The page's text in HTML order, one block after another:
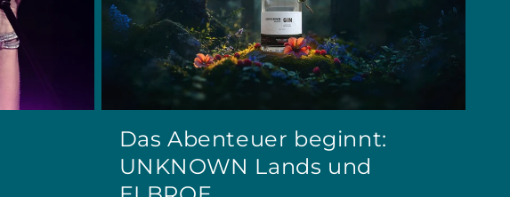
Das Abenteuer beginnt:
UNKNOWN Lands und